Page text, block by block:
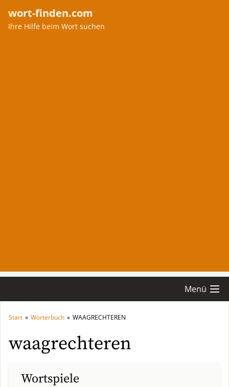
wort-finden.com
Ihre Hilfe beim Wort suchen
Menü
Start » Wörterbuch » WAAGRECHTEREN
waagrechteren
Wortspiele